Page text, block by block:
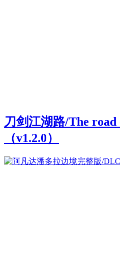
刀剑江湖路/The road
（v1.2.0）